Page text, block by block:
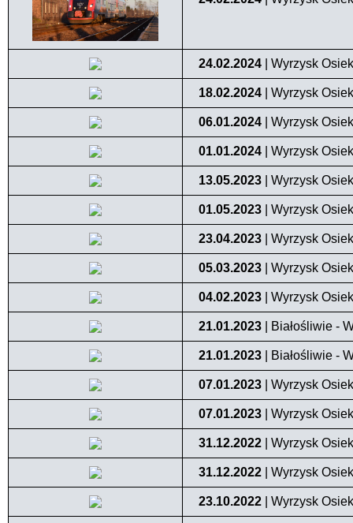
24.02.2024 | Wyrzysk
18.02.2024 | Wyrzysk
06.01.2024 | Wyrzysk
01.01.2024 | Wyrzysk
13.05.2023 | Wyrzysk
01.05.2023 | Wyrzysk
23.04.2023 | Wyrzysk
05.03.2023 | Wyrzysk
04.02.2023 | Wyrzysk
21.01.2023 | Białośliwie -
21.01.2023 | Białośliwie -
07.01.2023 | Wyrzysk
07.01.2023 | Wyrzysk
31.12.2022 | Wyrzysk
31.12.2022 | Wyrzysk
23.10.2022 | Wyrzysk